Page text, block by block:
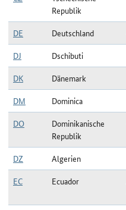
Republik
DE Deutschland
DJ
Dschibuti
DK
Dänemark
DM
Dominica
DO
Dominikanische
Republik
DZ
Algerien
EC
Ecuador